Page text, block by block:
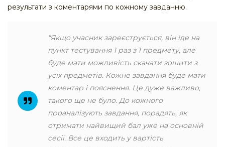
результати з коментарями по кожному завданню.
"Якщо учасник зареєструється, він іде на
пункт тестування 1 раз з 1 предмету, але
буде мати можливість скачати зошити з
усіх предметів. Кожне завдання буде мати
коментар і пояснення. Це дуже важливо,
такого ще не було. До кожного
проаналізують завдання, порадять, як
отримати найвищий бал уже на основній
сесії. Все це входить у вартість